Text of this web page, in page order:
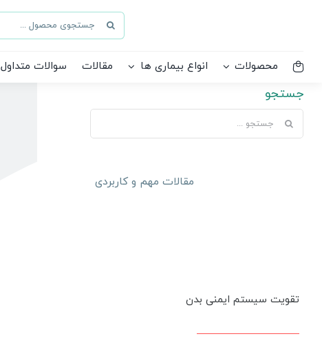
جستجو
برای:
محصولات انواع بیماری ها مقالات سوالات متداول
جستجو
جستجو
برای:
مقالات مهم و کاربردی
تقویت سیستم ایمنی بدن